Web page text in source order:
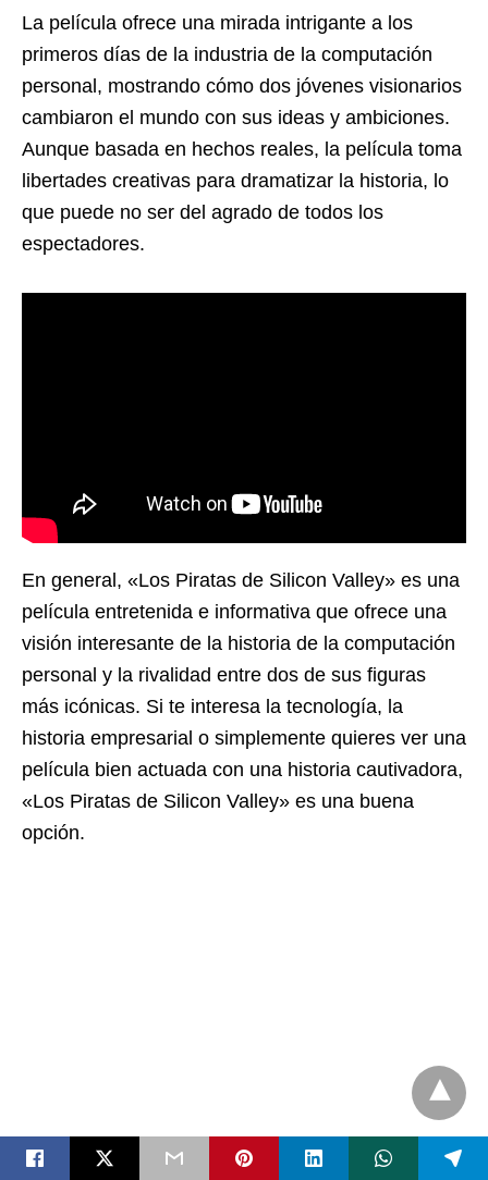
La película ofrece una mirada intrigante a los
primeros días de la industria de la computación
personal, mostrando cómo dos jóvenes visionarios
cambiaron el mundo con sus ideas y ambiciones.
Aunque basada en hechos reales, la película toma
libertades creativas para dramatizar la historia, lo
que puede no ser del agrado de todos los
espectadores.
En general, «Los Piratas de Silicon Valley» es una
película entretenida e informativa que ofrece una
visión interesante de la historia de la computación
personal y la rivalidad entre dos de sus figuras
más icónicas. Si te interesa la tecnología, la
historia empresarial o simplemente quieres ver una
película bien actuada con una historia cautivadora,
«Los Piratas de Silicon Valley» es una buena
opción.